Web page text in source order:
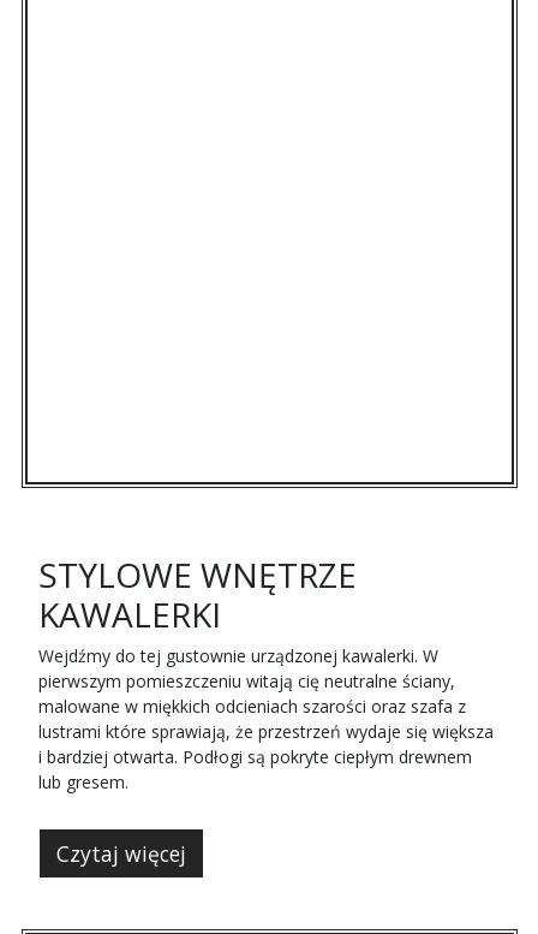
STYLOWE WNĘTRZE
KAWALERKI
Wejdźmy do tej gustownie urządzonej kawalerki. W
pierwszym pomieszczeniu witają cię neutralne ściany,
malowane w miękkich odcieniach szarości oraz szafa z
lustrami które sprawiają, że przestrzeń wydaje się większa
i bardziej otwarta. Podłogi są pokryte ciepłym drewnem
lub gresem.
Czytaj więcej